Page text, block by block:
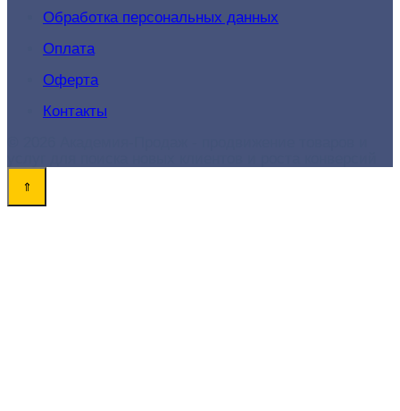
Обработка персональных данных
Оплата
Оферта
Контакты